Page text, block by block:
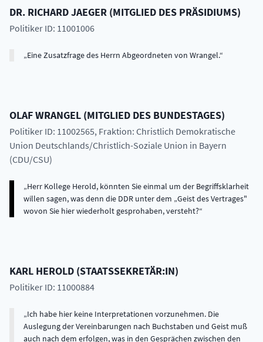
DR. RICHARDJAEGER (MITGLIED DES PRÄSIDIUMS)
Politiker ID: 11001006
Eine Zusatzfrage des Herrn Abgeordneten von Wrangel.
OLAFWRANGEL (MITGLIED DES BUNDESTAGES)
Politiker ID: 11002565, Fraktion: Christlich Demokratische
Union Deutschlands/Christlich-Soziale Union in Bayern
(CDU/CSU)
Herr Kollege Herold, könnten Sie einmal um der Begriffsklarheit
willen sagen, was denn die DDR unter dem „Geist des Vertrages"
wovon Sie hier wiederholt gesprohaben, versteht?
KARL HEROLD (STAATSSEKRETÄR:IN)
Politiker ID: 11000884
Ich habe hier keine Interpretationen vorzunehmen. Die
Auslegung der Vereinbarungen nach Buchstaben und Geist muß
auch nach dem erfolgen, was in den Gesprächen zwischen den